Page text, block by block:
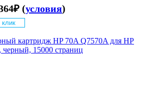
₽ (условия)
клик